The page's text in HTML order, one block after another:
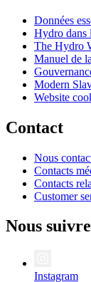
Données
Hydro dans
The Hydro
Manuel de
Modern
Website
Contact
Nous
Contacts
Contacts
Customer
Nous suivre
Instagram